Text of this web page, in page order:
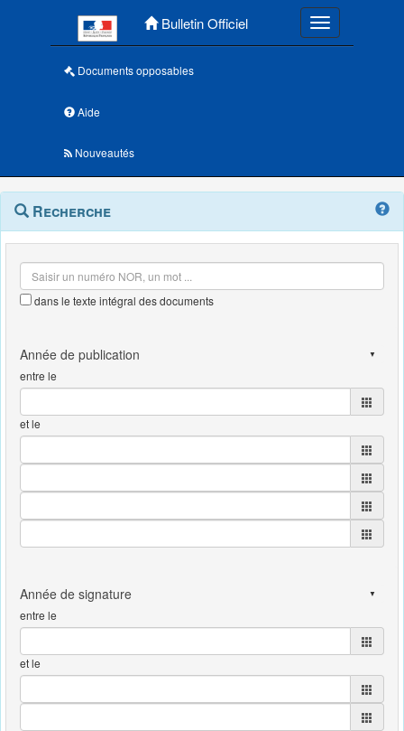
Bulletin Officiel Toggle
Documents opposables
Aide
Nouveautés
Navigation
outils
Menu
contextuel
Recherche
dans le texte intégral des documents
entre le
et le
entre le
et le